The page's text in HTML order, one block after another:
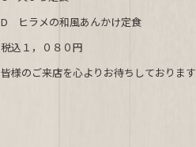
b
o
o
k
D ヒラメの和風あんかけ定食
税込１，０８０円
皆様のご来店を心よりお待ちしております